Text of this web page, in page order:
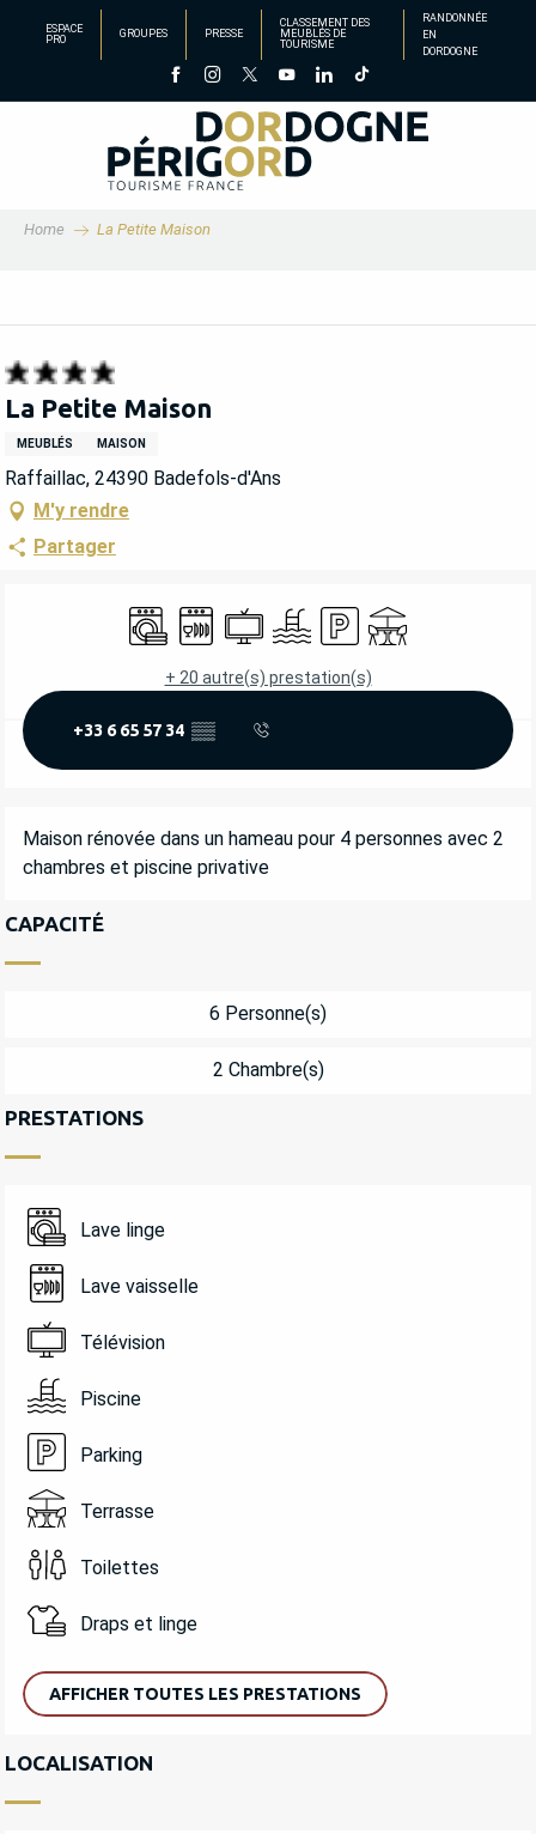
principal
ESPACE
PRO
GROUPES PRESSE
CLASSEMENT DES
MEUBLÉS DE
TOURISME
RANDONNÉE
EN
DORDOGNE
Home La Petite Maison
La Petite Maison
MEUBLÉS MAISON
Raffaillac, 24390 Badefols-d'Ans
M'y rendre
Partager
OUVERTURE ET COORDONNÉES
Lave lingeLave vaisselle
TélévisionPiscineParkingTerrasse
+ 20 autre(s) prestation(s)
+33 6 65 57 34 ▒▒
DESCRIPTION
Maison rénovée dans un hameau pour 4 personnes avec 2
chambres et piscine privative
CAPACITÉ
6 Personne(s)
2 Chambre(s)
PRESTATIONS
Lave linge
Lave vaisselle
Télévision
Piscine
Parking
Terrasse
Toilettes
Draps et linge
AFFICHER TOUTES LES PRESTATIONS
LOCALISATION